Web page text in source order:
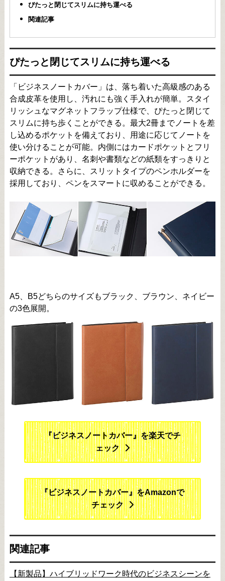
ぴたっと閉じてスリムに持ち運べる
関連記事
ぴたっと閉じてスリムに持ち運べる
「ビジネスノートカバー」は、落ち着いた高級感のある
合成皮革を使用し、汚れにも強く手入れが簡単。スタイ
リッシュなマグネットフラップ仕様で、ぴたっと閉じて
スリムに持ち歩くことができる。最大2冊までノートを差
し込めるポケットを備えており、用途に応じてノートを
使い分けることが可能。内側にはカードポケットとフリ
ーポケットがあり、名刺や書類などの紙類をすっきりと
収納できる。さらに、スリットタイプのペンホルダーを
採用しており、ペンをスマートに収めることができる。
A5、B5どちらのサイズもブラック、ブラウン、ネイビー
の3色展開。
『ビジネスノートカバー』を楽天でチ
ェック
『ビジネスノートカバー』をAmazonで
チェック
関連記事
【新製品】ハイブリッドワーク時代のビジネスシーンを